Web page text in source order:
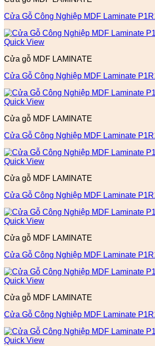
Cửa Gỗ Công Nghiệp MDF Laminate
Quick View
Cửa gỗ MDF LAMINATE
Cửa Gỗ Công Nghiệp MDF Laminate
Quick View
Cửa gỗ MDF LAMINATE
Cửa Gỗ Công Nghiệp MDF Laminate
Quick View
Cửa gỗ MDF LAMINATE
Cửa Gỗ Công Nghiệp MDF Laminate
Quick View
Cửa gỗ MDF LAMINATE
Cửa Gỗ Công Nghiệp MDF Laminate
Quick View
Cửa gỗ MDF LAMINATE
Cửa Gỗ Công Nghiệp MDF Laminate
Quick View